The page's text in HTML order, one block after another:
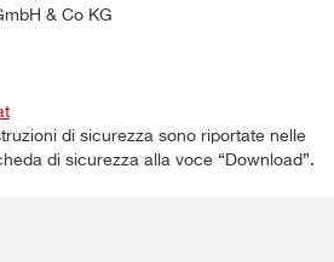
& Co KG
di sicurezza sono riportate nelle
di sicurezza alla voce “Download”.